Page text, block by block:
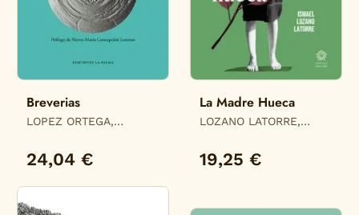
Breverias
LOPEZ ORTEGA,
24,04 €
La Madre Hueca
LOZANO LATORRE,
19,25 €